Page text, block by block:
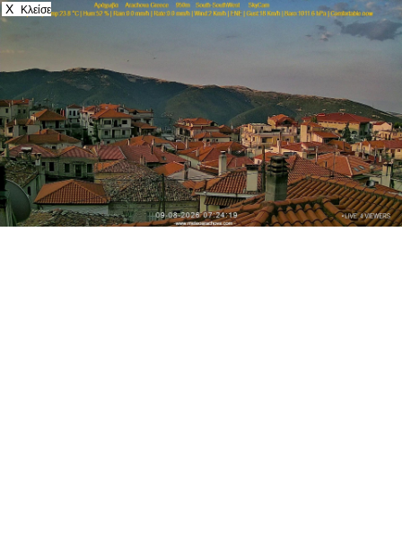
X Κλείσε